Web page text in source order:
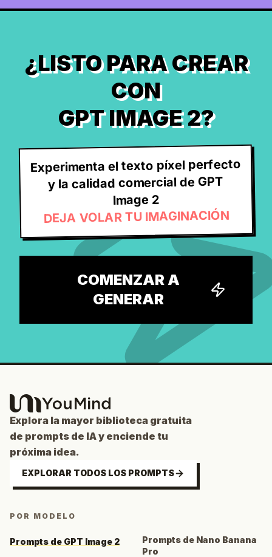
¿LISTO PARA CREAR
CON
GPT IMAGE 2?
Experimenta el texto píxel perfecto
y la calidad comercial de GPT
Image 2
DEJA VOLAR TU IMAGINACIÓN
COMENZAR A
GENERAR
Explora la mayor biblioteca gratuita
de prompts de IA y enciende tu
próxima idea.
EXPLORAR TODOS LOS PROMPTS
POR MODELO
Prompts de GPT Image 2
Prompts de Nano Banana
Pro